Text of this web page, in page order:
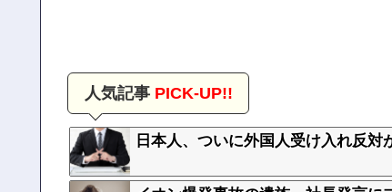
人気記事PICK-UP!!
日本人、ついに外国人受け入れ反対